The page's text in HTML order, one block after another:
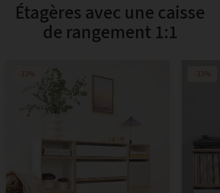
Étagères avec une caisse
de rangement 1:1
-33% -33%